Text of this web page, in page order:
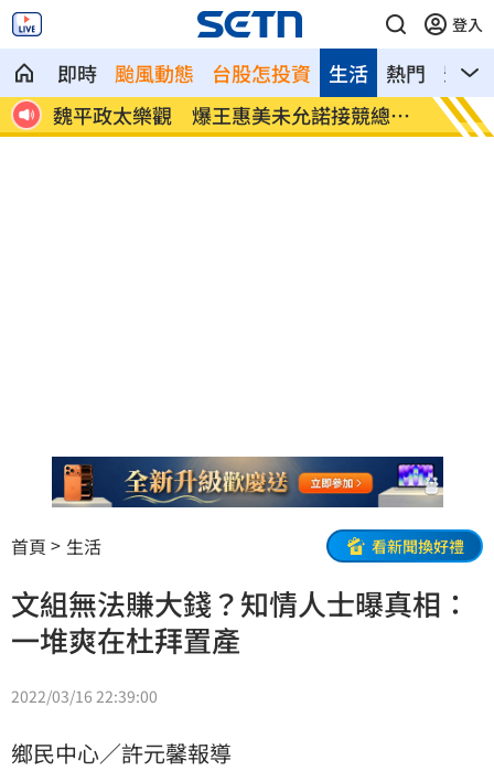
登入
即時 颱風動態 台股怎投資 熱門 影音
生活
有
魏平政太樂觀 爆王惠美未允諾接競總主
委
川普
45000
首頁 生活 看新聞換好禮
文組無法賺大錢？知情人士曝真相：
一堆爽在杜拜置產
2022/03/16 22:39:00
鄉民中心／許元馨報導